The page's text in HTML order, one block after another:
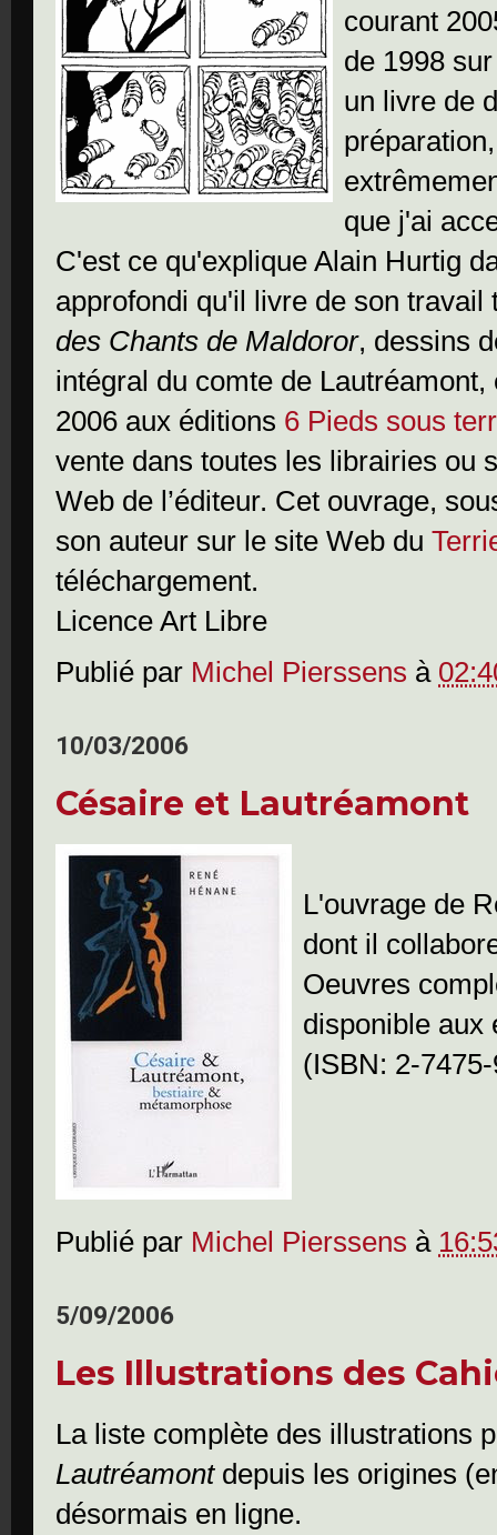
courant
de 1998
un livre de
que j'ai
C'est ce qu'explique Alain Hurtig
approfondi qu'il livre de son travail
des Chants de Maldoror, dessins
intégral du comte de
2006 aux éditions 6 Pieds sous
vente dans toutes les librairies ou
Web de l’éditeur. Cet ouvrage,
son auteur sur le site Web du
téléchargement.
Licence Art Libre
Publié par Michel Pierssens à
10/03/2006
Césaire et Lautréamont
L'ouvrage de
dont il
Oeuvres
disponible aux
(ISBN: 2-
Publié par Michel Pierssens à
5/09/2006
Les Illustrations des
La liste complète des illustrations
Lautréamontdepuis les origines
désormais en ligne.